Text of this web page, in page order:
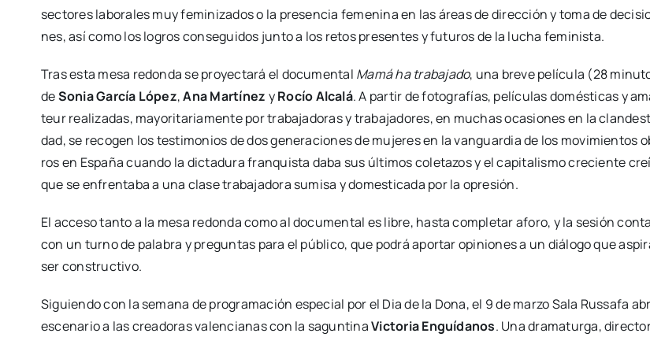
sec­to­res labo­ra­les muy femi­ni­za­dos o la pre­sen­cia feme­ni­na en las áreas de direc­ción y toma de
nes, así como los logros con­se­gui­dos jun­to a los retos pre­sen­tes y futu­ros de la lucha femi­nis­ta.
Tras esta mesa redon­da se pro­yec­ta­rá el docu­men­tal Mamá ha tra­ba­ja­do, una bre­ve pelí­cu­la (28
deSonia Gar­cía López,Ana Mar­tí­nez yRocío Alca­lá. A par­tir de foto­gra­fías, pelí­cu­las domés­ti­cas y
teur rea­li­za­das, mayo­ri­ta­ria­men­te por tra­ba­ja­do­ras y tra­ba­ja­do­res, en muchas oca­sio­nes en la
dad, se reco­gen los tes­ti­mo­nios de dos gene­ra­cio­nes de muje­res en la van­guar­dia de los movi­mien­tos
ros en Espa­ña cuan­do la dic­ta­du­ra fran­quis­ta daba sus últi­mos cole­ta­zos y el capi­ta­lis­mo cre­cien­te
que se enfren­ta­ba a una cla­se tra­ba­ja­do­ra sumi­sa y domes­ti­ca­da por la opre­sión.
El acce­so tan­to a la mesa redon­da como al docu­men­tal es libre, has­ta com­ple­tar afo­ro, y la sesión
con un turno de pala­bra y pre­gun­tas para el públi­co, que podrá apor­tar opi­nio­nes a un diá­lo­go que
ser cons­truc­ti­vo.
Siguien­do con la sema­na de pro­gra­ma­ción espe­cial por el Dia de la Dona, el 9 de mar­zo Sala Rus­sa­fa
esce­na­rio a las crea­do­ras valen­cia­nas con la sagun­ti­naVic­to­ria Enguí­da­nos. Una dra­ma­tur­ga,